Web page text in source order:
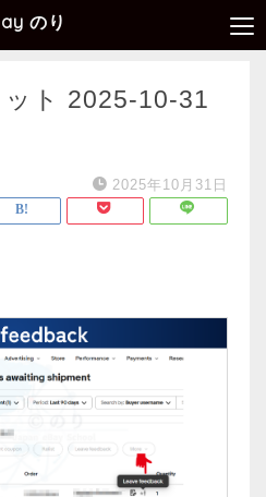
のり
ト 2025-10-31
2025年10月31日